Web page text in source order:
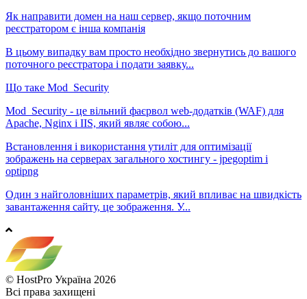
Як направити домен на наш сервер, якщо поточним
реєстратором є інша компанія
В цьому випадку вам просто необхідно звернутись до вашого
поточного реєстратора і подати заявку...
Що таке Mod_Security
Mod_Security - це вільний фаєрвол web-додатків (WAF) для
Apache, Nginx і IIS, який являє собою...
Встановлення і використання утиліт для оптимізації
зображень на серверах загального хостингу - jpegoptim і
optipng
Один з найголовніших параметрів, який впливає на швидкість
завантаження сайту, це зображення. У...
© HostPro Україна 2026
Всі права захищені